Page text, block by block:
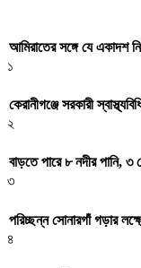
আমিরাতের সঙ্গে যে একাদশ
১
কেরানীগঞ্জে সরকারী
২
বাড়তে পারে ৮ নদীর পানি,
৩
পরিচ্ছন্ন সোনারগাঁ গড়ার
৪